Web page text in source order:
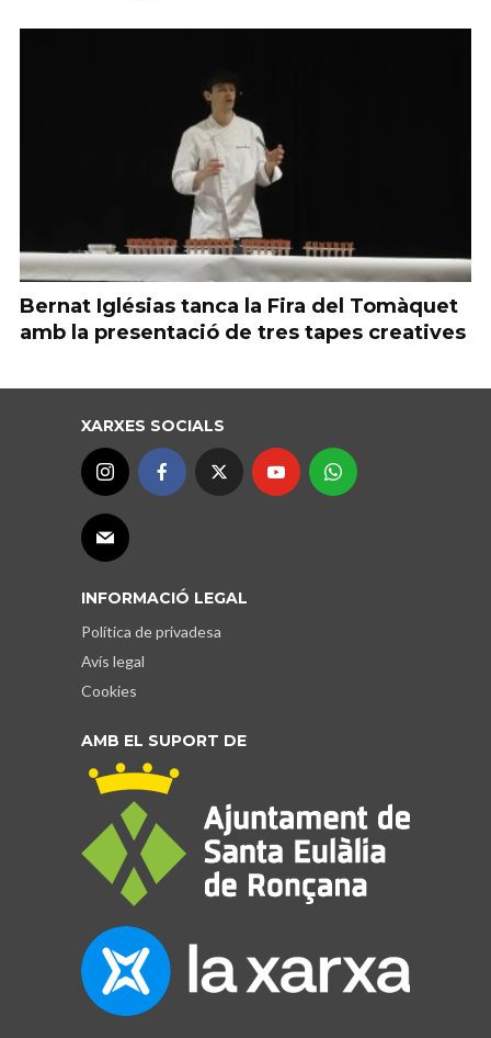
Bernat Iglésias tanca la Fira del Tomàquet
amb la presentació de tres tapes creatives
XARXES SOCIALS
INFORMACIÓ LEGAL
Política de privadesa
Avís legal
Cookies
AMB EL SUPORT DE